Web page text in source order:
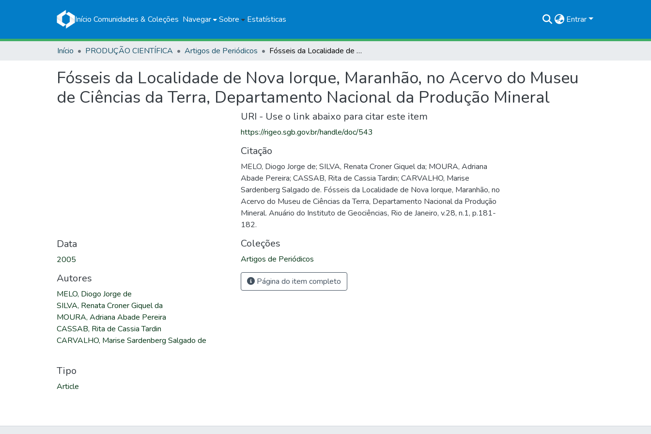
Início Comunidades & Coleções Navegar Sobre Estatísticas Entrar
Início PRODUÇÃO CIENTÍFICA Artigos de Periódicos Fósseis da Localidade de Nova Iorque, Maranhão, no Acervo do Museu de Ciências da Terra, Departamento Nacional da Produção Mineral
Fósseis da Localidade de Nova Iorque, Maranhão, no Acervo do Museu
de Ciências da Terra, Departamento Nacional da Produção Mineral
Data
2005
Autores
MELO, Diogo Jorge de
SILVA, Renata Croner Giquel da
MOURA, Adriana Abade Pereira
CASSAB, Rita de Cassia Tardin
CARVALHO, Marise Sardenberg Salgado de
Tipo
Article
URI - Use o link abaixo para citar este item
https://rigeo.sgb.gov.br/handle/doc/543
Citação
MELO, Diogo Jorge de; SILVA, Renata Croner Giquel da; MOURA, Adriana
Abade Pereira; CASSAB, Rita de Cassia Tardin; CARVALHO, Marise
Sardenberg Salgado de. Fósseis da Localidade de Nova Iorque, Maranhão, no
Acervo do Museu de Ciências da Terra, Departamento Nacional da Produção
Mineral. Anuário do Instituto de Geociências, Rio de Janeiro, v.28, n.1, p.181-
182.
Coleções
Artigos de Periódicos
Página do item completo